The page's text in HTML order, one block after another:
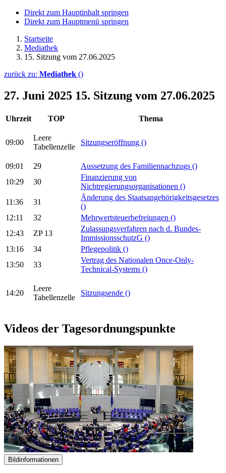
Direkt zum Hauptinhalt springen
Direkt zum Hauptmenü springen
Startseite
Mediathek
15. Sitzung vom 27.06.2025
zurück zu: Mediathek ()
27. Juni 2025 15. Sitzung vom 27.06.2025
Uhrzeit TOP Thema
09:00
Leere
Tabellenzelle
Sitzungseröffnung ()
09:01 29 Aussetzung des Familiennachzugs ()
10:29
30
Finanzierung von
Nichtregierungsorganisationen ()
11:36
31
Änderung des Staatsangehörigkeitsgesetzes
()
12:11
32 Mehrwertsteuerbefreiungen ()
12:43
ZP 13
Zulassungsverfahren nach d. Bundes-
ImmissionsschutzG ()
13:16
34 Pflegepolitik ()
13:50
33
Vertrag des Nationalen Once-Only-
Technical-Systems ()
14:20
Leere
Tabellenzelle
Sitzungsende ()
Videos der Tagesordnungspunkte
Bildinformationen